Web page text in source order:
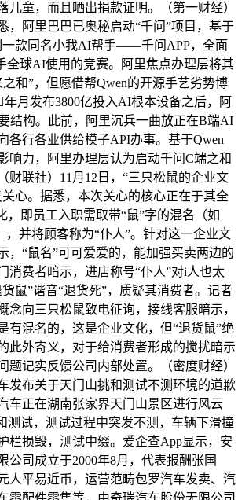
儿童，而且晒出捐款证明。（第一财经）
，阿里巴巴已奥秘启动“千问”项目，基于
一款同名小我AI帮手——千问APP，全面
全球AI使用的竞赛。阿里焦点办理层将其
和”，但愿借帮Qwen的开源手艺劣势博
月发布3800亿投入AI根本设备之后，阿
结构。此前，阿里沉兵一曲放正在B端AI
各行各业供给模子API办事。基于Qwen
响力，阿里办理层认为启动千问C端之和
财联社）11月12日，“三只松鼠的企业文
心。据悉，本次关心的核心正在于其全
，即员工入职需取带“鼠”字的混名（如
，并将顾客称为“仆人”。针对这一企业文
，“鼠名”可可爱爱的，能加强买卖两边的
消费者暗示，进店称号“仆人”对i人也太
鼠”谐音“退货死”，质疑其消费者。记者
念向三只松鼠致电征询，接线客服暗示，
有混名的，这是企业文化，但“退货鼠”绝
此外寄义，对于给消费者形成的搅扰暗示
题记实反馈公司内部处置。（密度财经）
发布关于天门山挑和测试不测环境的道歉
车正在湖南张家界天门山景区进行风云
测试，测试过程中突发不测，车辆下滑撞
栏损毁，测试中缀。爱企查App显示，安
公司成立于2000年8月，代表报酬张国
人平易近币，运营范畴包罗汽车发卖、汽